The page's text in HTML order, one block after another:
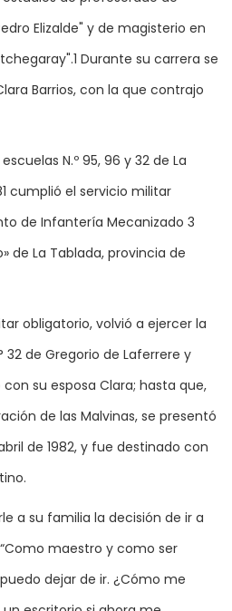
Elizalde" y de magisterio en
Durante su carrera se
Barrios, con la que contrajo
N.º 95, 96 y 32 de La
cumplió el servicio militar
de Infantería Mecanizado 3
de La Tablada, provincia de
obligatorio, volvió a ejercer la
32 de Gregorio de Laferrere y
su esposa Clara; hasta que,
de las Malvinas, se presentó
de 1982, y fue destinado con
a su familia la decisión de ir a
maestro y como ser
dejar de ir. ¿Cómo me